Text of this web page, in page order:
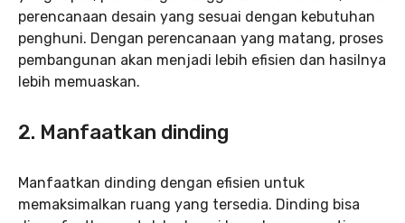
perencanaan desain yang sesuai dengan kebutuhan
penghuni. Dengan perencanaan yang matang, proses
pembangunan akan menjadi lebih efisien dan hasilnya
lebih memuaskan.
2. Manfaatkan dinding
Manfaatkan dinding dengan efisien untuk
memaksimalkan ruang yang tersedia. Dinding bisa